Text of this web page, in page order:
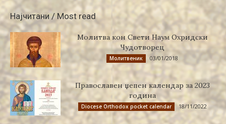
Најчитани / Most read
Молитва кон Свети Наум Охридски
Чудотворец
Молитвеник 03/01/2018
Православен џепен календар за 2023
година
Diocese Orthodox pocket calendar 18/11/2022